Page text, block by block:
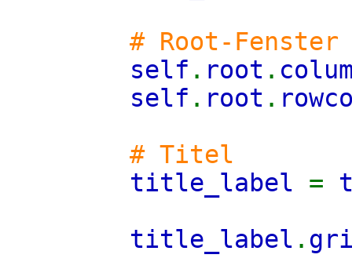
# Root-
self . root .
self . root .
# Titel
title_label =
title_label .